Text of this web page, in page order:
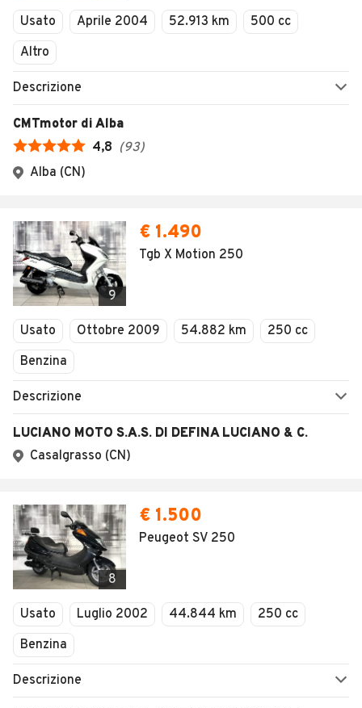
Usato Aprile 2004 52.913 km
500 cc
Altro
Descrizione
CMTmotor di Alba
4,8 (93)
Alba (CN)
9
€ 1.490
Tgb X Motion 250
Usato Ottobre 2009 54.882 km
250 cc
Benzina
Descrizione
LUCIANO MOTO S.A.S. DI DEFINA LUCIANO & C.
Casalgrasso (CN)
8
€ 1.500
Peugeot SV 250
Usato Luglio 2002 44.844 km
250 cc
Benzina
Descrizione